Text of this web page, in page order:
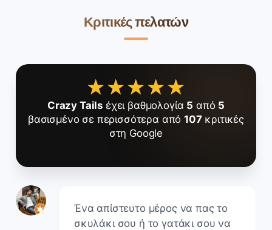
Κριτικές πελατών
★★★★★
★★★★★
Crazy Tails έχει βαθμολογία 5 από 5
βασισμένο σε περισσότερα από107κριτικές
στη Google
Ένα απίστευτο μέρος να πας το
σκυλάκι σου ή το γατάκι σου να